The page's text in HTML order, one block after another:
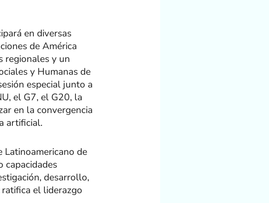
en diversas
de América
regionales y un
y Humanas de
especial junto a
el G7, el G20, la
en la convergencia
artificial.
de
capacidades
desarrollo,
el liderazgo